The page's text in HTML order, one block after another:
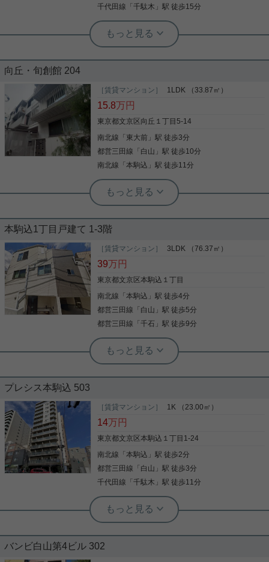
千代田線 「千駄木 」駅 徒歩15分
実用春日ホーム 白山店 西野健太
2025年9月築！床暖房、ディスポーザ
2025年9月築の綺麗なマンション☆ 4階南西向き角
部屋2LDK！ 即入居可能なお部屋です。 都営三田線
「白山」駅徒歩２分 東京メトロ南北線「本駒込」駅
ビニ、ドラックストアや飲食店などがあり生活にも
便利な立地です。 ◇ネット無料 ◇食洗機 ◇ディス
ポーザー ◇グリル付き3口キッチン ◇リビング床暖
房 ◇シューズインクローゼット 等々充実の設備！
白を基調にした清潔感のある明るい内装のお部屋で
す。 新婚さんから小さなお子様のいるご家庭にもお
すすめです。 即入居可能なお部屋です。 気になる方
実用春日ホーム 茗荷谷店 松下諒平
バルコニー エアコン 敷地内ごみ置き場
築2年以内 TVインターホン
チオシ。こだわりで選びたい方におすすめ。文京区
エリアで住まいをお探しなら「パークホームズ文京
WICなど豊富なので、広々と空間を利用することも
可能です。宅配ボックスを利用すれば、配達時間を
とができます。室内設備は浴室乾燥機・洗面化粧
台・食器洗乾燥機などが揃っているので、快適に過
ごしやすいお部屋になります。文京区エリアや都営
三田線白山付近での新生活をお考えなら、お部屋探
がきっと見つかります。
写真(9)
向丘・旬創館 204
［賃貸マンション］ 1LDK （33.87㎡）
15.8万円
東京都文京区向丘１丁目5-14
南北線 「 東大前 」駅 徒歩3分
都営三田線 「 白山 」駅 徒歩10分
南北線 「本駒込 」駅 徒歩11分
実用春日ホーム 春日町店 宮﨑由実
駅徒歩３分！ペットと暮らせるおしゃ
ナーズ物件です！ 駅徒歩３分、周辺環境も良好でカ
ップルや新婚さんにおすすめです☆ ネット無料で設
備も充実しており、洗練された快適な新生活を始め
られます！
写真(9)
本駒込1丁目戸建て 1-3階
［賃貸マンション］ 3LDK （76.37㎡）
39万円
東京都文京区本駒込１丁目
南北線 「本駒込 」駅 徒歩4分
都営三田線 「 白山 」駅 徒歩5分
都営三田線 「千石 」駅 徒歩9分
実用春日ホーム 白山店 西野健太
築浅の車庫付き戸建て物件♪｢本駒込｣駅
宅街でありながらスーパー、コンビニも至近な住環
境です。 都営三田線｢白山｣駅、南北線｢本駒込｣駅が
利用可能で通勤・通学に便利。 嬉しいペット飼育可
能物件♪ ◇システムキッチン（ガス３口） ◇エアコ
は白山店までお問合せ下さい。
写真(9)
プレシス本駒込 503
［賃貸マンション］ 1K （23.00㎡）
14万円
東京都文京区本駒込１丁目1-24
南北線 「本駒込 」駅 徒歩2分
都営三田線 「 白山 」駅 徒歩3分
千代田線 「千駄木 」駅 徒歩11分
実用春日ホーム 白山店 西野健太
駅近で安心便利な立地！5階のオートロ
バンビ白山第4ビル 302